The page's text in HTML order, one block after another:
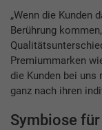
„Wenn die Kunden
Berührung
Premiummarken
die Kunden bei
ganz nach ihren
Symbiose